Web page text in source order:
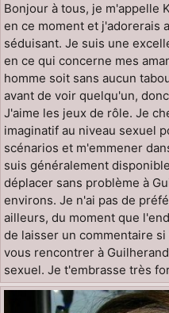
Bonjour à tous, je m'appelle
en ce moment et j'adorerais
séduisant. Je suis une
en ce qui concerne mes
homme soit sans aucun
avant de voir quelqu'un,
J'aime les jeux de rôle. Je
imaginatif au niveau sexuel
scénarios et m'emmener
suis généralement
déplacer sans problème à
environs. Je n'ai pas de
ailleurs, du moment que
de laisser un commentaire
vous rencontrer à
sexuel. Je t'embrasse très